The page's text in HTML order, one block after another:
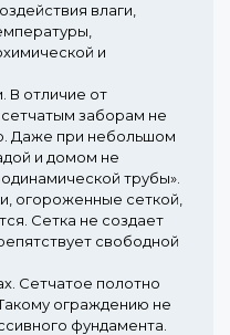
влаги,
и
В отличие от
заборам не
Даже при небольшом
и домом не
трубы».
огороженные сеткой,
Сетка не создает
свободной
Сетчатое полотно
ограждению не
фундамента.